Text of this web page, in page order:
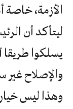
الأزمة، خاصة
ليتأكد أن
يسلكوا طريقا
والإصلاح غير
وهذا ليس